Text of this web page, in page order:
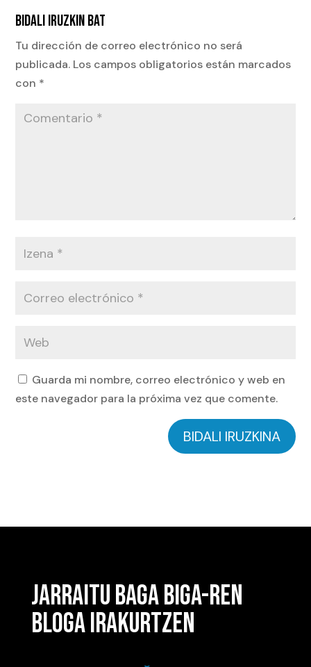
BIDALI IRUZKIN BAT
Tu dirección de correo electrónico no será
publicada. Los campos obligatorios están marcados
con *
Guarda mi nombre, correo electrónico y web en
este navegador para la próxima vez que comente.
BIDALI IRUZKINA
JARRAITU BAGA BIGA-REN
BLOGA IRAKURTZEN